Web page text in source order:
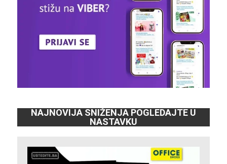
NAJNOVIJA SNIŽENJA POGLEDAJTE U
NASTAVKU